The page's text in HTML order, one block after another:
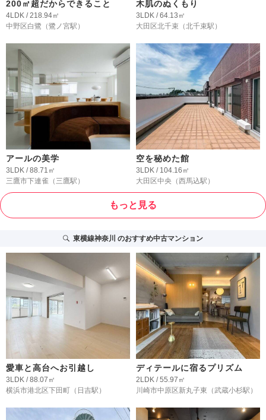
200㎡超だからできること
4LDK / 218.94㎡
中野区白鷺 （鷺ノ宮駅）
木肌のぬくもり
3LDK / 64.13㎡
大田区北千束 （北千束駅）
アールの美学
3LDK / 88.71㎡
三鷹市下連雀 （三鷹駅）
空を秘めた館
3LDK / 104.16㎡
大田区中央 （西馬込駅）
もっと見る
東横線神奈川 のおすすめ中古マンション
愛車と高台へお引越し
3LDK / 88.07㎡
横浜市港北区下田町 （日吉駅）
ディテールに宿るプリズム
2LDK / 55.97㎡
川崎市中原区新丸子東 （武蔵小杉駅）